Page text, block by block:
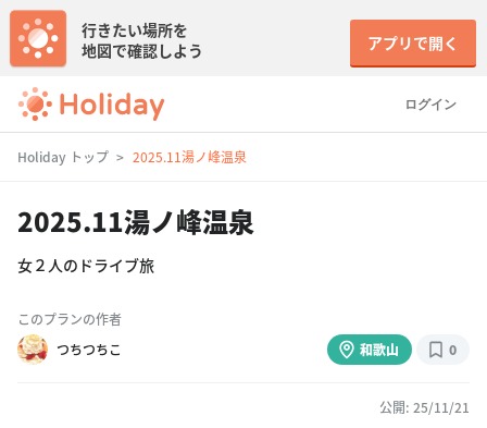
ログイン
行きたい場所を
地図で確認しよう
アプリで開く
Holiday トップ 2025.11湯ノ峰温泉
2025.11湯ノ峰温泉
女２人のドライブ旅
このプランの作者
つちつちこ
和歌山 0
公開: 25/11/21